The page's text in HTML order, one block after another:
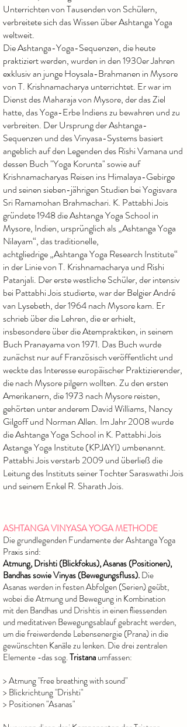
Unterrichten von Tausenden von Schülern,
verbreitete sich das Wissen über Ashtanga Yoga
weltweit.
Die Ashtanga-Yoga-Sequenzen, die heute
praktiziert werden, wurden in den 1930er Jahren
exklusiv an junge Hoysala-Brahmanen in Mysore
von T. Krishnamacharya unterrichtet. Er war im
Dienst des Maharaja von Mysore, der das Ziel
hatte, das Yoga-Erbe Indiens zu bewahren und zu
verbreiten. Der Ursprung der Ashtanga-
Sequenzen und des Vinyasa-Systems basiert
angeblich auf den Legenden des Rishi Vamana und
dessen Buch "Yoga Korunta" sowie auf
Krishnamacharyas Reisen ins Himalaya-Gebirge
und seinen sieben-jährigen Studien bei Yogisvara
Sri Ramamohan Brahmachari. K. Pattabhi Jois
gründete 1948 die Ashtanga Yoga School in
Mysore, Indien, ursprünglich als „Ashtanga Yoga
Nilayam“, das traditionelle,
achtgliedrige„Ashtanga Yoga Research Institute“
in der Linie von T. Krishnamacharya und Rishi
Patanjali. Der erste westliche Schüler, der intensiv
bei Pattabhi Joisstudierte,war der Belgier André
van Lysebeth, der 1964 nach Mysore kam. Er
schrieb über dieLehren, die er erhielt,
insbesondere über die Atempraktiken, in seinem
Buch Pranayamavon 1971. Das Buch wurde
zunächst nur auf Französisch veröffentlicht und
weckte dasInteresse europäischer Praktizierender,
die nach Mysore pilgern wollten. Zu den ersten
Amerikanern, die 1973 nach Mysore reisten,
gehörten unter anderem David Williams, Nancy
Gilgoff und Norman Allen. Im Jahr 2008 wurde
die Ashtanga Yoga School in K. Pattabhi Jois
Astanga Yoga Institute (KPJAYI) umbenannt.
Pattabhi Jois verstarb 2009 und überließ die
Leitung des Instituts seiner Tochter Saraswathi Jois
und seinem Enkel R. Sharath Jois.
ASHTANGA VINYASA YOGA METHODE
Die grundlegenden Fundamente der Ashtanga Yoga
Praxis sind:
Atmung, Drishti (Blickfokus), Asanas (Positionen),
Bandhas sowie Vinyas (Bewegungsfluss).Die
Asanas werden in festen Abfolgen (Serien) geübt,
wobei die Atmung und Bewegung in Kombination
mit den Bandhas und Drishtis in einen ﬂiessenden
und meditativenBewegungsablauf gebracht werden,
um die freiwerdende Lebensenergie(Prana) in die
gewünschten Kanäle zu lenken.Die drei zentralen
Elemente -das sog.Tristanaumfassen:
> Atmung "free breathing with sound"
> Blickrichtung "Drishti"
> Positionen "Asanas"